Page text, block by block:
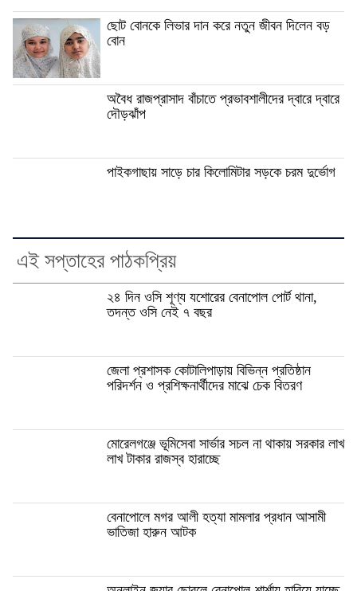
ছোট বোনকে লিভার দান করে নতুন জীবন দিলেন বড়
বোন
অবৈধ রাজপ্রাসাদ বাঁচাতে প্রভাবশালীদের দ্বারে দ্বারে
দৌড়ঝাঁপ
পাইকগাছায় সাড়ে চার কিলোমিটার সড়কে চরম দুর্ভোগ
এই সপ্তাহের পাঠকপ্রিয়
২৪ দিন ওসি শূণ্য যশোরের বেনাপোল পোর্ট থানা,
তদন্ত ওসি নেই ৭ বছর
জেলা প্রশাসক কোটালিপাড়ায় বিভিন্ন প্রতিষ্ঠান
পরিদর্শন ও প্রশিক্ষনার্থীদের মাঝে চেক বিতরণ
মোরেলগঞ্জে ভূমিসেবা সার্ভার সচল না থাকায় সরকার লাখ
লাখ টাকার রাজস্ব হারাচ্ছে
বেনাপোলে মগর আলী হত্যা মামলার প্রধান আসামী
ভাতিজা হারুন আটক